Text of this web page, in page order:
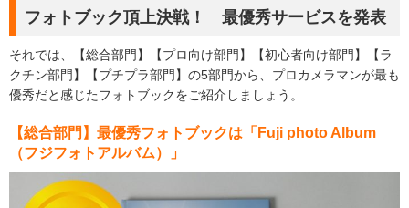
フォトブック頂上決戦！ 最優秀サービスを発表
それでは、【総合部門】【プロ向け部門】【初心者向け部門】【ラ
クチン部門】【プチプラ部門】の5部門から、プロカメラマンが最も
優秀だと感じたフォトブックをご紹介しましょう。
【総合部門】最優秀フォトブックは「Fuji photo Album
（フジフォトアルバム）」